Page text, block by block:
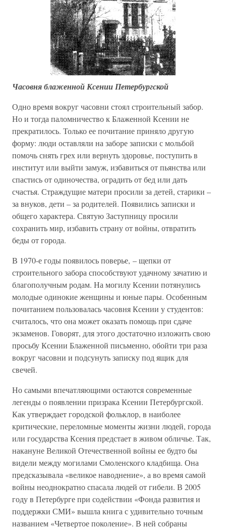
Часовня блаженной Ксении Петербургской
Одно время вокруг часовни стоял строительный забор.
Но и тогда паломничество к Блаженной Ксении не
прекратилось. Только ее почитание приняло другую
форму: люди оставляли на заборе записки с мольбой
помочь снять грех или вернуть здоровье, поступить в
институт или выйти замуж, избавиться от пьянства или
спастись от одиночества, оградить от бед или дать
счастья. Страждущие матери просили за детей, старики –
за внуков, дети – за родителей. Появились записки и
общего характера. Святую Заступницу просили
сохранить мир, избавить страну от войны, отвратить
беды от города.
В 1970-е годы появилось поверье, – щепки от
строительного забора способствуют удачному зачатию и
благополучным родам. На могилу Ксении потянулись
молодые одинокие женщины и юные пары. Особенным
почитанием пользовалась часовня Ксении у студентов:
считалось, что она может оказать помощь при сдаче
экзаменов. Говорят, для этого достаточно изложить свою
просьбу Ксении Блаженной письменно, обойти три раза
вокруг часовни и подсунуть записку под ящик для
свечей.
Но самыми впечатляющими остаются современные
легенды о появлении призрака Ксении Петербургской.
Как утверждает городской фольклор, в наиболее
критические, переломные моменты жизни людей, города
или государства Ксения предстает в живом обличье. Так,
накануне Великой Отечественной войны ее будто бы
видели между могилами Смоленского кладбища. Она
предсказывала «великое наводнение», а во время самой
войны неоднократно спасала людей от гибели. В 2005
году в Петербурге при содействии «Фонда развития и
поддержки СМИ» вышла книга с удивительно точным
названием «Четвертое поколение». В ней собраны